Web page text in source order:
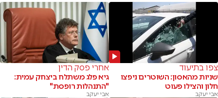
צפו בתיעוד
שניות מהאסון: השוטרים ניפצו
חלון והצילו פעוט
אבי יעקב
אחרי פסק הדין
גיא פלג משתלח ביצחק עמית:
"התנהלות רופסת"
אבי יעקב